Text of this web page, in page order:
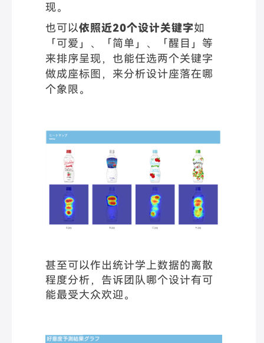
现。
也可以依照近20个设计关键字如
「可爱」、「简单」、「醒目」等
来排序呈现，也能任选两个关键字
做成座标图，来分析设计座落在哪
个象限。
甚至可以作出统计学上数据的离散
程度分析，告诉团队哪个设计有可
能最受大众欢迎。